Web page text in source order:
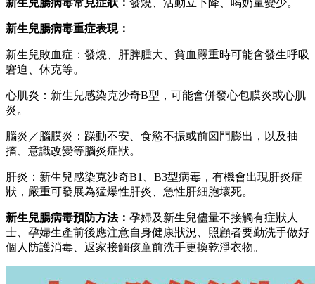
新生兒腸病毒重症表現：
新生兒敗血症：發燒、肝脾腫大、貧血嚴重時可能會發生呼吸
窘迫、休克等。
心肌炎：新生兒感染克沙奇B型，可能會併發心包膜炎或心肌
炎。
腦炎／腦膜炎：躁動不安、食慾不振或前囟門膨出，以及抽
搐、意識改變等腦炎症狀。
肝炎：新生兒感染克沙奇B1、B3型病毒，有機會出現肝炎症
狀，嚴重可發展為猛爆性肝炎、急性肝細胞壞死。
新生兒腸病毒預防方法： 孕婦及新生兒儘量不接觸有症狀人
士、孕婦生產前後應注意自身健康狀況、照顧者要勤洗手做好
個人防護消毒、返家接觸孩童前洗手更換乾淨衣物。